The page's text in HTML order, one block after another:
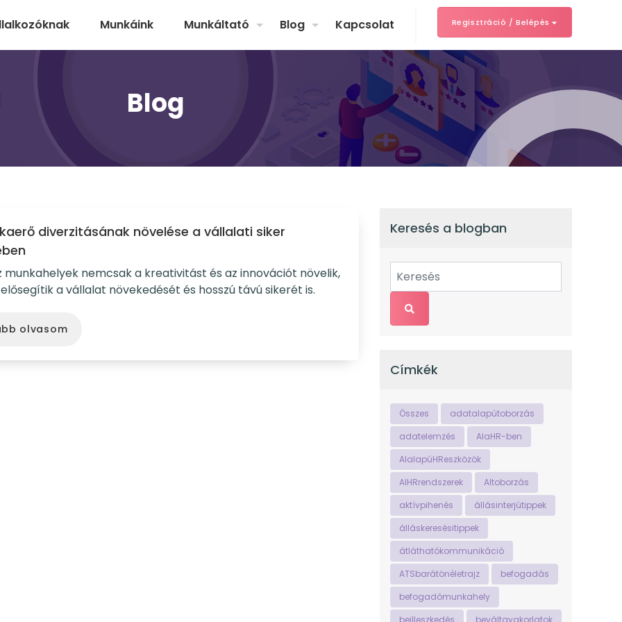
Munkáink Munkáltató Blog Kapcsolat Regisztráció / Belépés
Blog
diverzitásának növelése a vállalati siker
munkahelyek nemcsak a kreativitást és az innovációt növelik,
a vállalat növekedését és hosszú távú sikerét is.
olvasom
Keresés a blogban
Címkék
Összes
adatalapútoborzás
adatelemzés
AIaHR-ben
AIalapúHReszközök
AIHRrendszerek
AItoborzás
aktívpihenés
állásinterjútippek
álláskeresésitippek
átláthatókommunikáció
ATSbarátönéletrajz
befogadás
befogadómunkahely
beilleszkedés
beváltgyakorlatok